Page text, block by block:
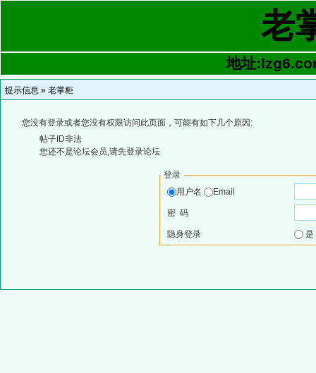
老
地址
提示信息 » 老掌柜
您没有登录或者您没有权限访问此页面，可能有如下几个原因:
帖子ID非法
您还不是论坛会员,请先登录论坛
登录
用户名
Email
密 码
隐身登录